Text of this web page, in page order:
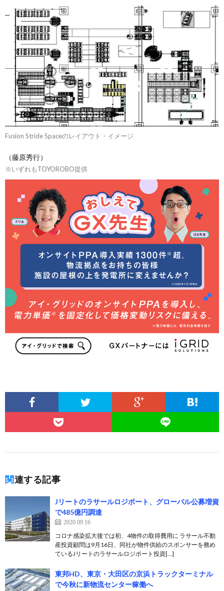
Fusion Stride Spaceのレイアウト・イメージ
（藤原秀行）
※いずれもTOYOROBO提供
関連する記事
Jリートのラサールロジポート、グローバル公募増資
で485億円調達
2020.09.16
コロナ感染拡大後では初、4物件の取得費用に ラサール不動
産投資顧問は9月16日、同社が物件供給のスポンサーを務め
ているJリートのラサールロジポート投資[…]
東邦HD、東京・大田区の京浜トラックターミナル
で今秋に新物流センター稼働へ